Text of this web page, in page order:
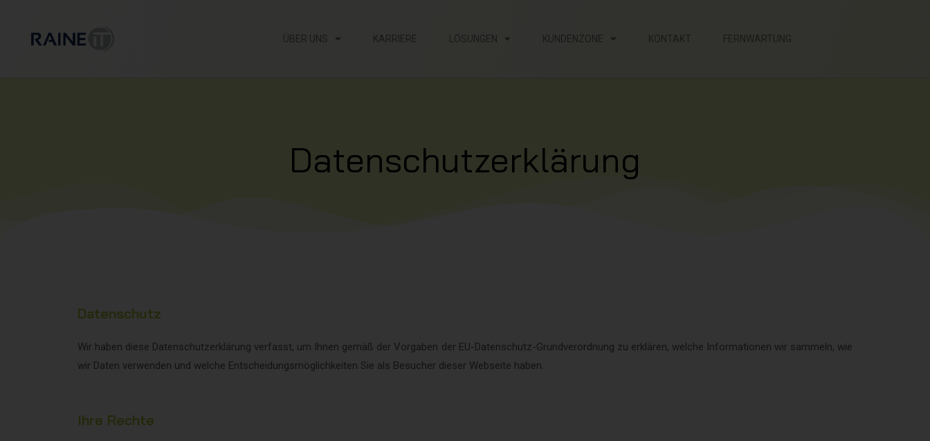
ÜBER UNS KARRIERE LÖSUNGEN KUNDENZONE KONTAKT FERNWARTUNG
Datenschutzerklärung
Datenschutz
Wir haben diese Datenschutzerklärung verfasst, um Ihnen gemäß der Vorgaben der EU-Datenschutz-Grundverordnung zu erklären, welche Informationen wir sammeln, wie
wir Daten verwenden und welche Entscheidungsmöglichkeiten Sie als Besucher dieser Webseite haben.
Ihre Rechte